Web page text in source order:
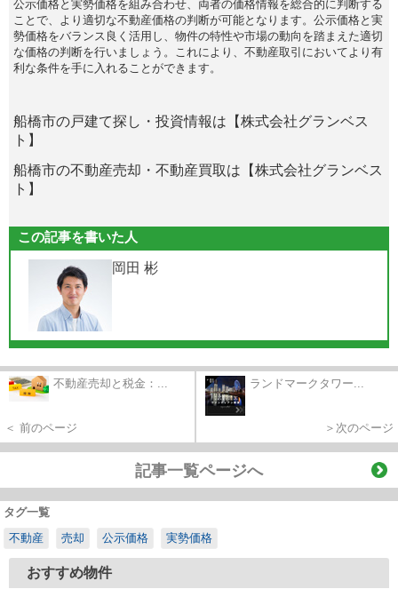
公示価格と実勢価格を組み合わせ、両者の価格情報を総合的に判断する
ことで、より適切な不動産価格の判断が可能となります。公示価格と実
勢価格をバランス良く活用し、物件の特性や市場の動向を踏まえた適切
な価格の判断を行いましょう。これにより、不動産取引においてより有
利な条件を手に入れることができます。
船橋市の戸建て探し・投資情報は【株式会社グランベス
ト】
船橋市の不動産売却・不動産買取は【株式会社グランベス
ト】
この記事を書いた人
岡田 彬
不動産売却と税金：...
＜ 前のページ
ランドマークタワー...
＞次のページ
記事一覧ページへ
タグ一覧
不動産
売却 公示価格 実勢価格
おすすめ物件